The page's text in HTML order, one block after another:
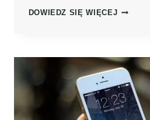
DOWIEDZ SIĘ WIĘCEJKONTO
BOŚ
BANK-
600ZŁ
NA
ROWER!